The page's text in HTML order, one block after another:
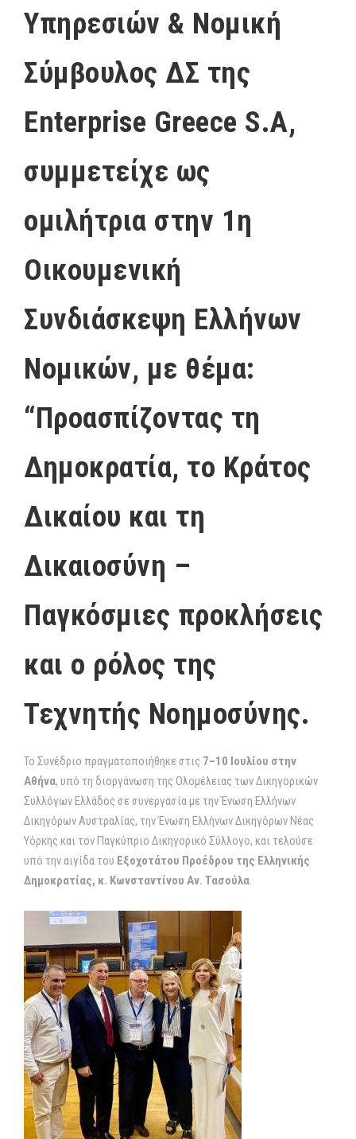
Υπηρεσιών & Νομική
Σύμβουλος ΔΣ της
Enterprise Greece S.A,
συμμετείχε ως
ομιλήτρια στην 1η
Οικουμενική
Συνδιάσκεψη Ελλήνων
Νομικών, με θέμα:
“Προασπίζοντας τη
Δημοκρατία, το Κράτος
Δικαίου και τη
Δικαιοσύνη –
Παγκόσμιες προκλήσεις
και ο ρόλος της
Τεχνητής Νοημοσύνης.
Το Συνέδριο πραγματοποιήθηκε στις 7–10 Ιουλίου στην
Αθήνα, υπό τη διοργάνωση της Ολομέλειας των Δικηγορικών
Συλλόγων Ελλάδος σε συνεργασία με την Ένωση Ελλήνων
Δικηγόρων Αυστραλίας, την Ένωση Ελλήνων Δικηγόρων Νέας
Υόρκης και τον Παγκύπριο Δικηγορικό Σύλλογο, και τελούσε
υπό την αιγίδα του Εξοχοτάτου Προέδρου της Ελληνικής
Δημοκρατίας, κ. Κωνσταντίνου Αν. Τασούλα.